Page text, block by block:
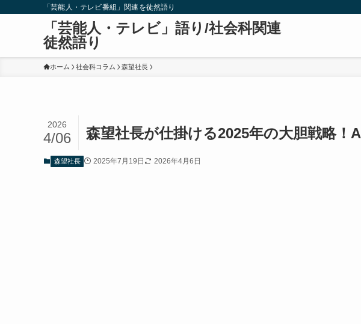
「芸能人・テレビ番組」関連を徒然語り
「芸能人・テレビ」語り/社会科関連
徒然語り
ホーム 社会科コラム 森望社長
森望社長が仕掛ける2025年の大胆戦略！
2026
4/06
森望社長 2025年7月19日 2026年4月6日